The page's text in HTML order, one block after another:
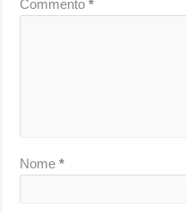
Commento*
Nome*